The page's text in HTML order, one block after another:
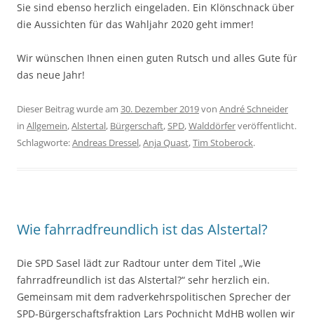
Sie sind ebenso herzlich eingeladen. Ein Klönschnack über
die Aussichten für das Wahljahr 2020 geht immer!
Wir wünschen Ihnen einen guten Rutsch und alles Gute für
das neue Jahr!
Dieser Beitrag wurde am 30. Dezember 2019von André Schneider
in Allgemein,Alstertal, Bürgerschaft,SPD,Walddörferveröffentlicht.
Schlagworte:Andreas Dressel,Anja Quast,Tim Stoberock.
Wie fahrradfreundlich ist das Alstertal?
Die SPD Sasel lädt zur Radtour unter dem Titel „Wie
fahrradfreundlich ist das Alstertal?“ sehr herzlich ein.
Gemeinsam mit dem radverkehrspolitischen Sprecher der
SPD-Bürgerschaftsfraktion Lars Pochnicht MdHB wollen wir